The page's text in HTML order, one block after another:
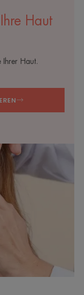
Haut
Ihrer Haut.